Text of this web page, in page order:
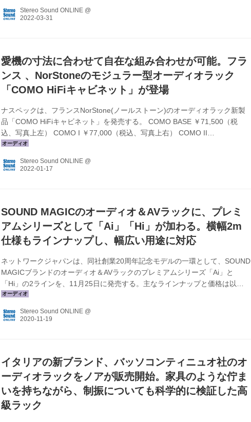
サービスの向上に努めていくとのことだ。 「ARTESANIA Audio」製品の5月
Stereo Sound ONLINE @
愛機の寸法に合わせて自在な組み合わせが可能。フラ
ンス 、NorStoneのモジュラー型オーディオラック
「COMO HiFiキャビネット」が登場
ナスペックは、フランスNorStone(ノールストーン)のオーディオラック新製
品「COMO HiFiキャビネット」を発売する。 COMO BASE ￥71,500（税
込、写真上左） COMO I ￥77,000（税込、写真上右） COMO II
￥88,000（税込、写真下左） COMO III ￥93,500（税込、写真下右） Como
ステムに合わせてそれらを組み合わせることで最適なラックを構築可能だ。
Stereo Sound ONLINE @
SOUND MAGICのオーディオ＆AVラックに、プレミ
アムシリーズとして「Ai」「Hi」が加わる。横幅2m
仕様もラインナップし、幅広い用途に対応
ネットワークジャパンは、同社創業20周年記念モデルの一環として、SOUND
MAGICブランドのオーディオ＆AVラックのプレミアムシリーズ「Ai」と
「Hi」の2ラインを、11月25日に発売する。主なラインナップと価格は以下
の通り。 Ai22 ￥95,000（税別） ●寸法/質量：
Ai222 ￥95,000（税別） ●寸法/質量：W2000×H362×D400mm/30.6kg●耐荷
Stereo Sound ONLINE @
イタリアの新ブランド、バッソコンティニュオ社のオ
ーディオラックをノアが販売開始。家具のような佇ま
いを持ちながら、制振についても科学的に検証した高
級ラック